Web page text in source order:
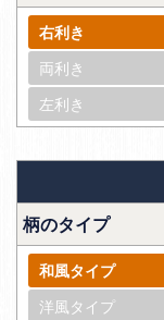
右利き
両利き
左利き
柄のタイプ
和風タイプ
洋風タイプ